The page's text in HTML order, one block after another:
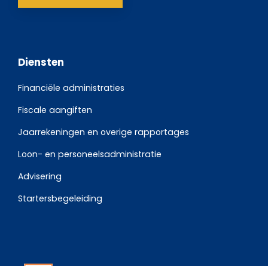
Diensten
Financiële administraties
Fiscale aangiften
Jaarrekeningen en overige rapportages
Loon- en personeelsadministratie
Advisering
Startersbegeleiding